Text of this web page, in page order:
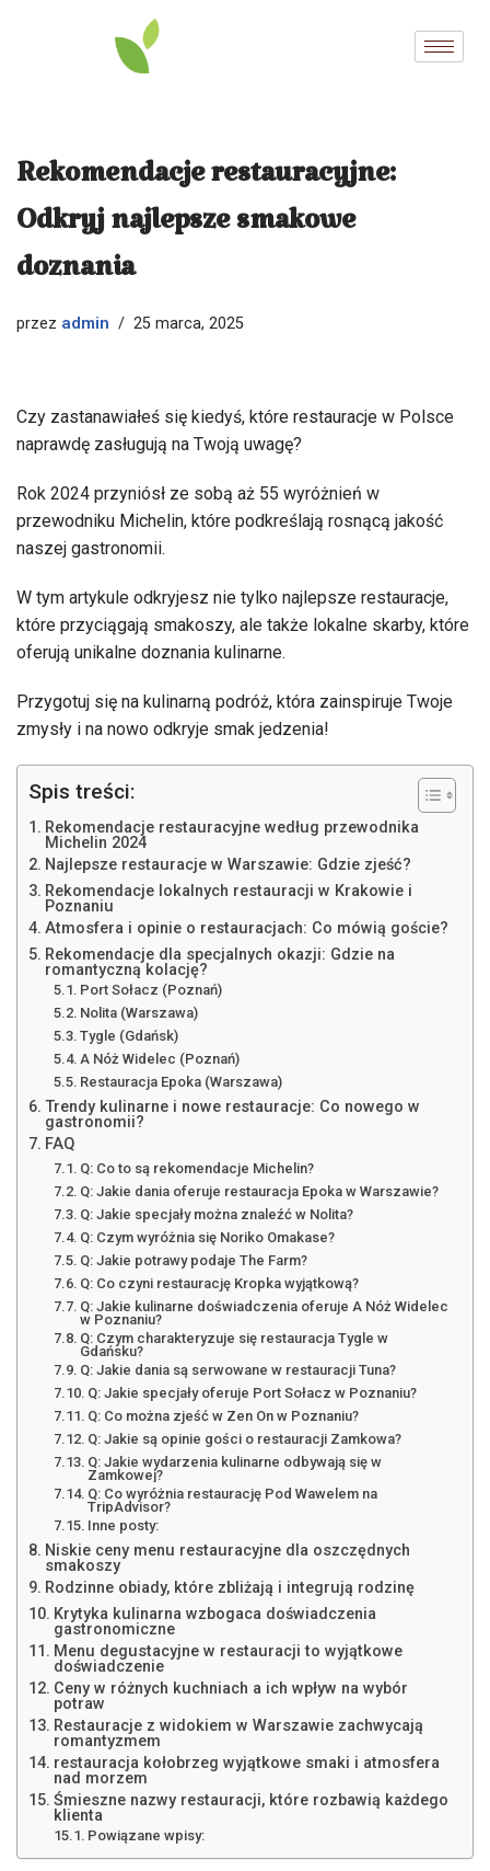
Rekomendacje restauracyjne:
Odkryj najlepsze smakowe
doznania
przez admin 25 marca, 2025
Czy zastanawiałeś się kiedyś, które restauracje w Polsce
naprawdę zasługują na Twoją uwagę?
Rok 2024 przyniósł ze sobą aż 55 wyróżnień w
przewodniku Michelin, które podkreślają rosnącą jakość
naszej gastronomii.
W tym artykule odkryjesz nie tylko najlepsze restauracje,
które przyciągają smakoszy, ale także lokalne skarby, które
oferują unikalne doznania kulinarne.
Przygotuj się na kulinarną podróż, która zainspiruje Twoje
zmysły i na nowo odkryje smak jedzenia!
Spis treści:
Rekomendacje restauracyjne według przewodnika
Michelin 2024
Najlepsze restauracje w Warszawie: Gdzie zjeść?
Rekomendacje lokalnych restauracji w Krakowie i
Poznaniu
Atmosfera i opinie o restauracjach: Co mówią goście?
Rekomendacje dla specjalnych okazji: Gdzie na
romantyczną kolację?
Port Sołacz (Poznań)
Nolita (Warszawa)
Tygle (Gdańsk)
A Nóż Widelec (Poznań)
Restauracja Epoka (Warszawa)
Trendy kulinarne i nowe restauracje: Co nowego w
gastronomii?
FAQ
Q: Co to są rekomendacje Michelin?
Q: Jakie dania oferuje restauracja Epoka w Warszawie?
Q: Jakie specjały można znaleźć w Nolita?
Q: Czym wyróżnia się Noriko Omakase?
Q: Jakie potrawy podaje The Farm?
Q: Co czyni restaurację Kropka wyjątkową?
Q: Jakie kulinarne doświadczenia oferuje A Nóż Widelec
w Poznaniu?
Q: Czym charakteryzuje się restauracja Tygle w
Gdańsku?
Q: Jakie dania są serwowane w restauracji Tuna?
Q: Jakie specjały oferuje Port Sołacz w Poznaniu?
Q: Co można zjeść w Zen On w Poznaniu?
Q: Jakie są opinie gości o restauracji Zamkowa?
Q: Jakie wydarzenia kulinarne odbywają się w
Zamkowej?
Q: Co wyróżnia restaurację Pod Wawelem na
TripAdvisor?
Inne posty:
Niskie ceny menu restauracyjne dla oszczędnych
smakoszy
Rodzinne obiady, które zbliżają i integrują rodzinę
Krytyka kulinarna wzbogaca doświadczenia
gastronomiczne
Menu degustacyjne w restauracji to wyjątkowe
doświadczenie
Ceny w różnych kuchniach a ich wpływ na wybór
potraw
Restauracje z widokiem w Warszawie zachwycają
romantyzmem
restauracja kołobrzeg wyjątkowe smaki i atmosfera
nad morzem
Śmieszne nazwy restauracji, które rozbawią każdego
klienta
Powiązane wpisy: